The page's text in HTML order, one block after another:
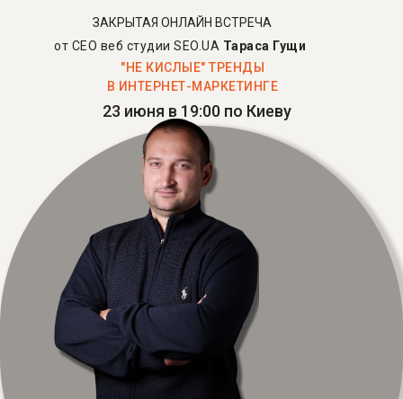
23 июня в 19:00 по Киеву
ЗАКРЫТАЯ ОНЛАЙН ВСТРЕЧА
от CEO веб студии SEO.UA Тараса Гущи
"НЕ КИСЛЫЕ" ТРЕНДЫ
В ИНТЕРНЕТ-МАРКЕТИНГЕ